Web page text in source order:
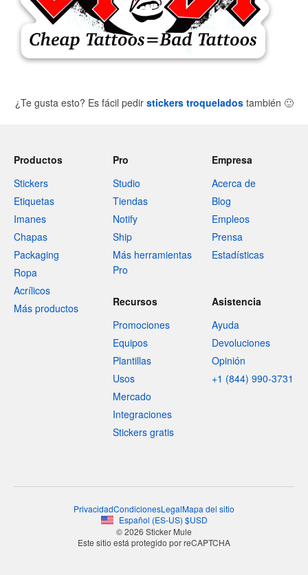
¿Te gusta esto? Es fácil pedir stickers troqueladostambién 🙂
Productos
Stickers
Etiquetas
Imanes
Chapas
Packaging
Ropa
Acrílicos
Más productos
Pro
Studio
Tiendas
Notify
Ship
Más herramientas
Pro
Empresa
Acerca de
Blog
Empleos
Prensa
Estadísticas
Recursos
Promociones
Equipos
Plantillas
Usos
Mercado
Integraciones
Stickers gratis
Asistencia
Ayuda
Devoluciones
Opinión
+1 (844) 990-3731
PrivacidadCondicionesLegalMapa del sitio
Español (ES-US) $USD
© 2026 Sticker Mule
Este sitio está protegido por reCAPTCHA